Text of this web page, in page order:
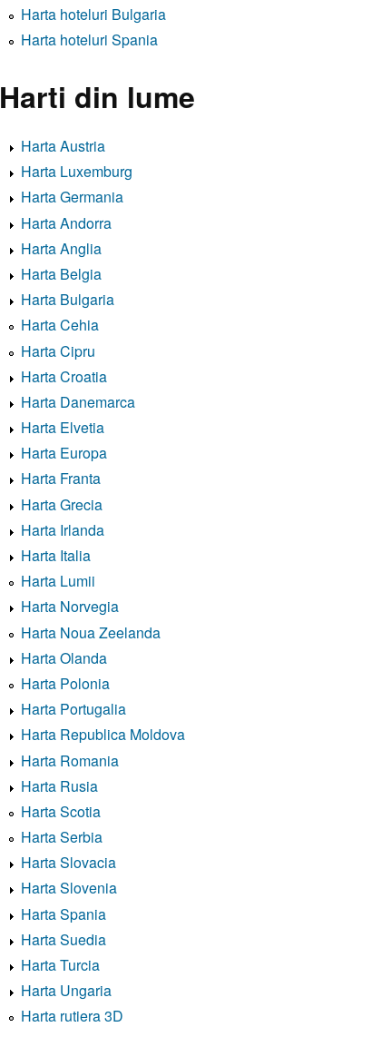
Harta hoteluri Bulgaria
Harta hoteluri Spania
Harti din lume
Harta Austria
Harta Luxemburg
Harta Germania
Harta Andorra
Harta Anglia
Harta Belgia
Harta Bulgaria
Harta Cehia
Harta Cipru
Harta Croatia
Harta Danemarca
Harta Elvetia
Harta Europa
Harta Franta
Harta Grecia
Harta Irlanda
Harta Italia
Harta Lumii
Harta Norvegia
Harta Noua Zeelanda
Harta Olanda
Harta Polonia
Harta Portugalia
Harta Republica Moldova
Harta Romania
Harta Rusia
Harta Scotia
Harta Serbia
Harta Slovacia
Harta Slovenia
Harta Spania
Harta Suedia
Harta Turcia
Harta Ungaria
Harta rutiera 3D